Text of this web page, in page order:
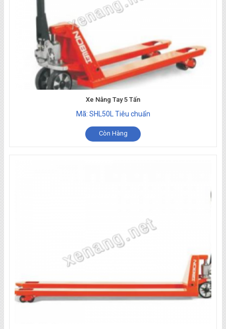
Xe Nâng Tay 5 Tấn
Mã: SHL50L Tiêu chuẩn
Còn Hàng